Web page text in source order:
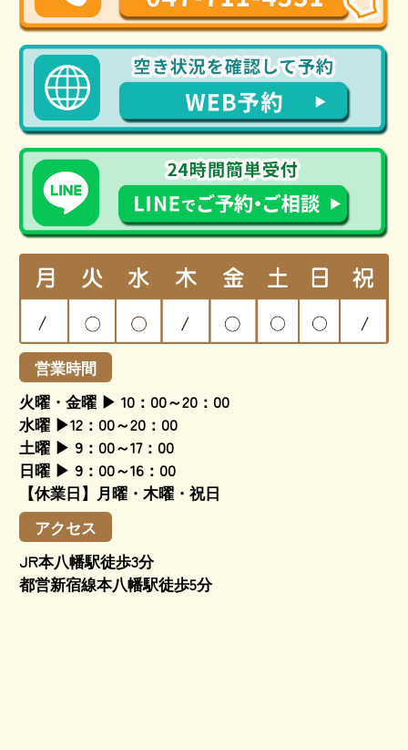
営業時間
火曜・金曜 ▶ 10：00～20：00
水曜 ▶12：00～20：00
土曜 ▶ 9：00～17：00
日曜 ▶ 9：00～16：00
【休業日】月曜・木曜・祝日
アクセス
JR本八幡駅徒歩3分
都営新宿線本八幡駅徒歩5分